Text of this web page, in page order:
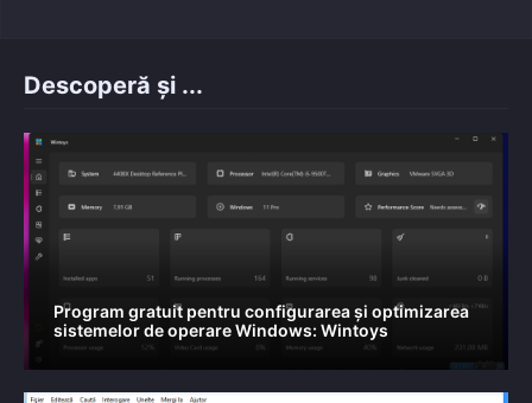
Descoperă și ...
Program gratuit pentru configurarea și optimizarea
sistemelor de operare Windows: Wintoys